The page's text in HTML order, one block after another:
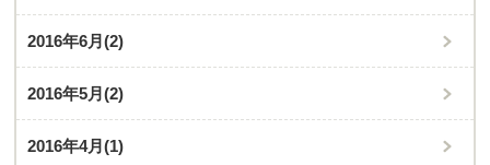
2016年6月(2)
2016年5月(2)
2016年4月(1)